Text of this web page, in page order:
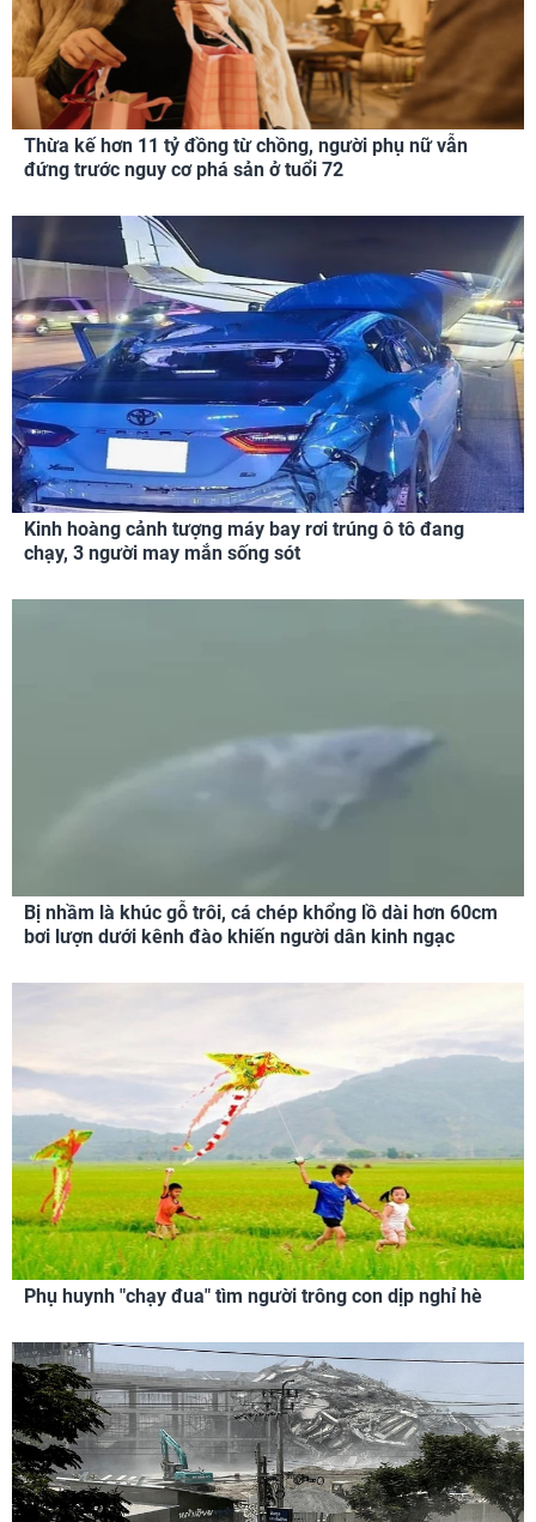
Thừa kế hơn 11 tỷ đồng từ chồng, người phụ nữ vẫn
đứng trước nguy cơ phá sản ở tuổi 72
Kinh hoàng cảnh tượng máy bay rơi trúng ô tô đang
chạy, 3 người may mắn sống sót
Bị nhầm là khúc gỗ trôi, cá chép khổng lồ dài hơn 60cm
bơi lượn dưới kênh đào khiến người dân kinh ngạc
Phụ huynh "chạy đua" tìm người trông con dịp nghỉ hè